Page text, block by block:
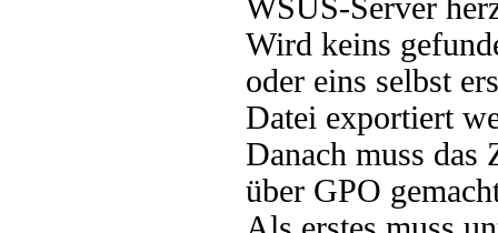
WSUS-Server
Wird keins
oder eins selbst
Datei exportiert
Danach muss
über GPO